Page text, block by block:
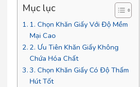
Mục lục
1. Chọn Khăn Giấy Với Độ Mềm
Mại Cao
2. Ưu Tiên Khăn Giấy Không
Chứa Hóa Chất
3. Chọn Khăn Giấy Có Độ Thấm
Hút Tốt